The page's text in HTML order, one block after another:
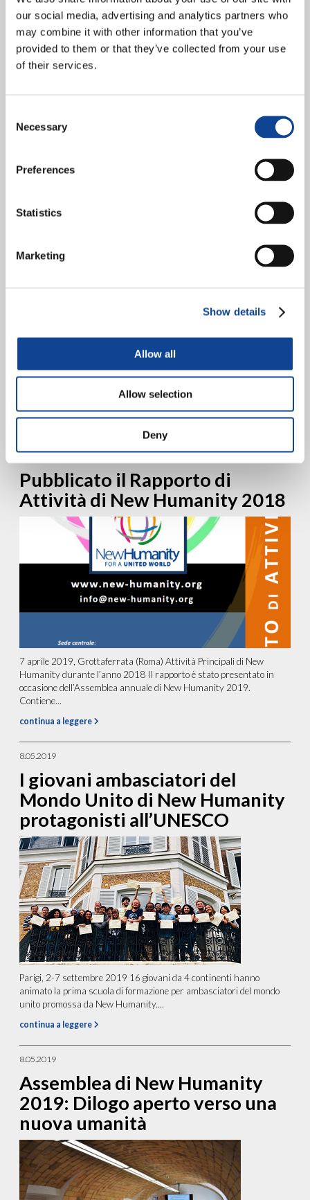
our social media, advertising and analytics partners who
may combine it with other information that you’ve
provided to them or that they’ve collected from your use
of their services.
Selection
Necessary
Preferences
Statistics
Marketing
Show details
Allow all
Allow selection
Deny
15 luglio 2019, Centro per la Giustizia Sociale, New York Riunione
I Giovani di New Humanity a
Palazzo delle Nazioni
9 aprile 2019, Palazzo delle Nazioni (Ginevra) Una cinquantina di
giovani di New Humanity provenienti da una ventina di Paesi di
tutto il mondo hanno partecipato all’edizione...
continua a leggere
8.05.2019
Pubblicato il Rapporto di
Attività di New Humanity 2018
7 aprile 2019, Grottaferrata (Roma) Attività Principali di New
Humanity durante l’anno 2018 Il rapporto è stato presentato in
occasione dell’Assemblea annuale di New Humanity 2019.
Contiene...
continua a leggere
8.05.2019
I giovani ambasciatori del
Mondo Unito di New Humanity
protagonisti all’UNESCO
Parigi, 2-7 settembre 2019 16 giovani da 4 continenti hanno
animato la prima scuola di formazione per ambasciatori del mondo
unito promossa da New Humanity....
continua a leggere
8.05.2019
Assemblea di New Humanity
2019: Dilogo aperto verso una
nuova umanità